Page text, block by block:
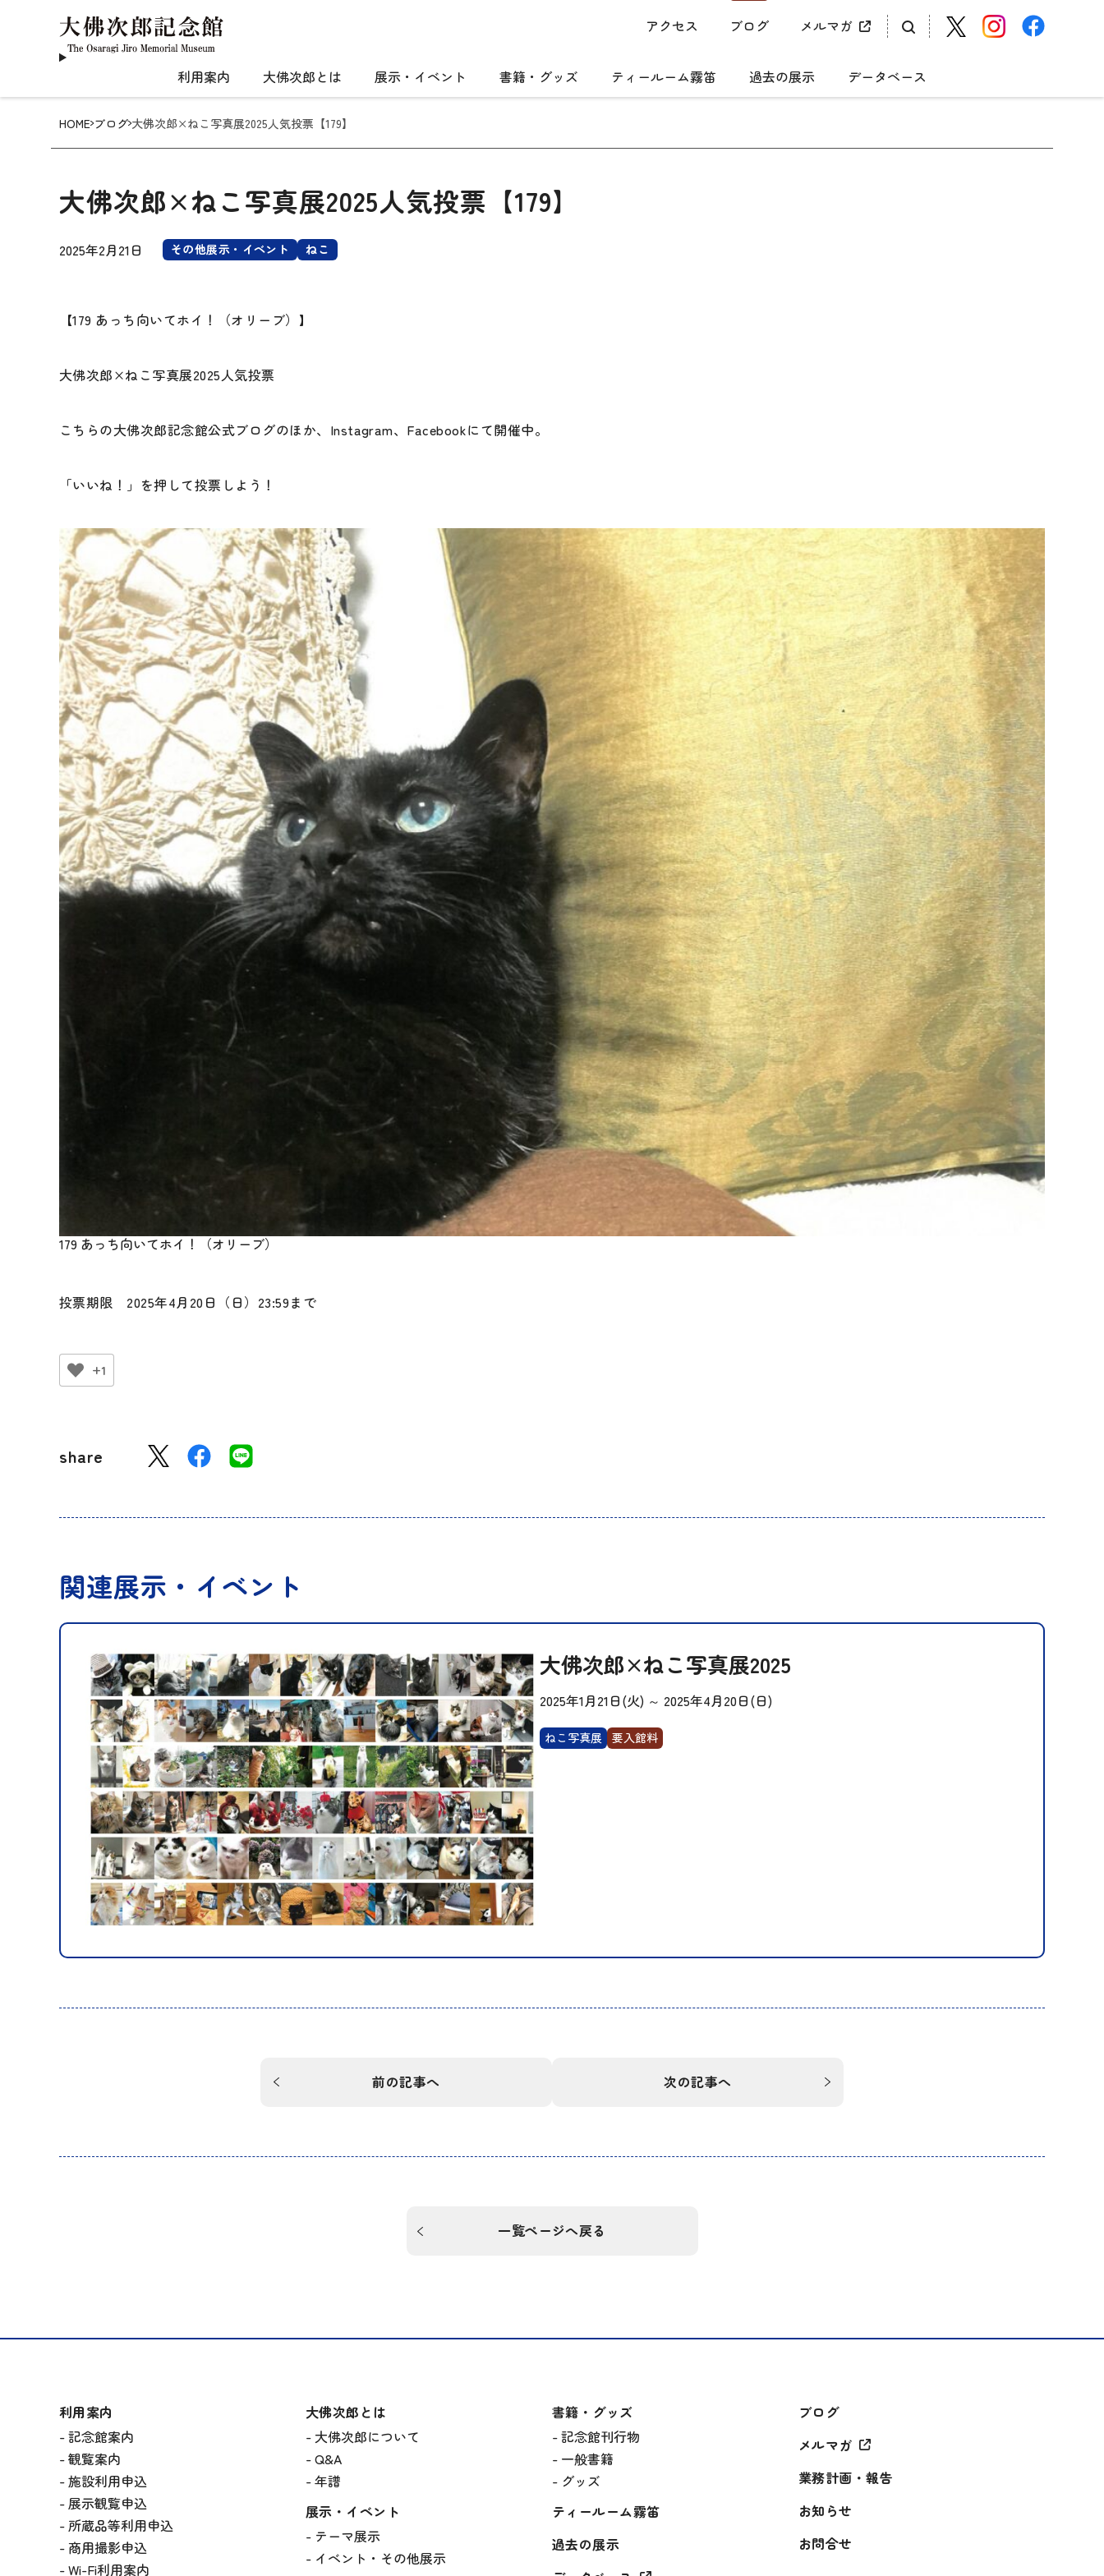
アクセス ブログ メルマガ
利用案内 大佛次郎とは 展示・イベント 書籍・グッズ ティールーム霧笛 過去の展示 データベース
HOME ブログ 大佛次郎×ねこ写真展2025人気投票【179】
大佛次郎×ねこ写真展2025人気投票【179】
2025年2月21日 その他展示・イベント ねこ
【179 あっち向いてホイ！（オリーブ）】
大佛次郎×ねこ写真展2025人気投票
こちらの大佛次郎記念館公式ブログのほか、Instagram、Facebookにて開催中。
「いいね！」を押して投票しよう！
179 あっち向いてホイ！（オリーブ）
投票期限 2025年4月20日（日）23:59まで
+1
share
関連展示・イベント
大佛次郎×ねこ写真展2025
2025年1月21日(火) ～ 2025年4月20日(日)
ねこ写真展 要入館料
前の記事へ 次の記事へ
一覧ページへ戻る
利用案内
記念館案内
観覧案内
施設利用申込
展示観覧申込
所蔵品等利用申込
商用撮影申込
Wi-Fi利用案内
大佛次郎とは
大佛次郎について
Q&A
年譜
展示・イベント
テーマ展示
イベント・その他展示
書籍・グッズ
記念館刊行物
一般書籍
グッズ
ティールーム霧笛
過去の展示
ブログ
メルマガ
業務計画・報告
お知らせ
お問合せ